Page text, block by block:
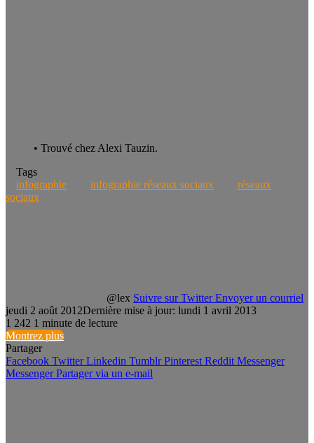
• Trouvé chez Alexi Tauzin.
Tags
infographie
infographie réseaux sociaux
réseaux
sociaux
@lex Suivre sur Twitter Envoyer un courriel
jeudi 2 août 2012Dernière mise à jour: lundi 1 avril 2013
1 242 1 minute de lecture
Montrez plus
Partager
Facebook Twitter Linkedin Tumblr Pinterest Reddit Messenger
Messenger Partager via un e-mail